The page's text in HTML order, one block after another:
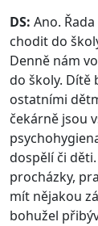
DS: Ano.
chodit do
Denně nám
do školy. Dítě
ostatními
čekárně jsou
dospělí či
procházky,
mít nějakou
bohužel